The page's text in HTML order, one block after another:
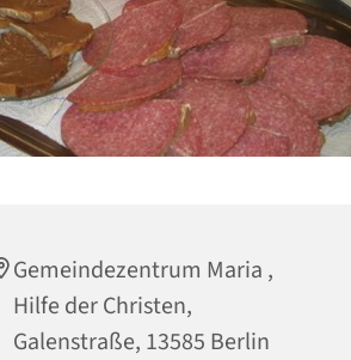
Gemeindezentrum Maria ,
Hilfe der Christen,
Galenstraße, 13585 Berlin